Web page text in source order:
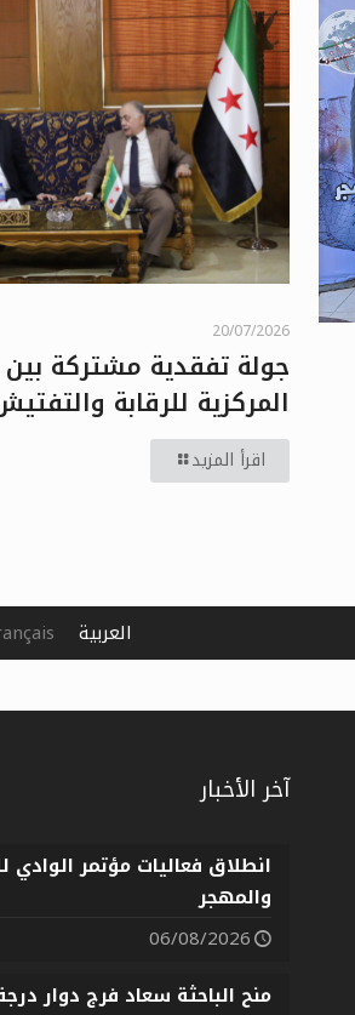
20/07/2026
جولة تفقدية مشتركة بين
المركزية للرقابة
اقرأ المزيد
آخر الأخبار
انطلاق فعاليات مؤتمر
والمهجر
06/08/2026
منح الباحثة سعاد فرج دوار
العربية